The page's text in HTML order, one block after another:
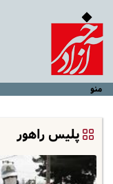
منو
پلیس راهور